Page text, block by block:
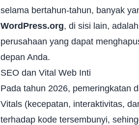
selama bertahun-tahun, banyak
WordPress.org, di sisi lain,
perusahaan yang dapat
depan Anda.
SEO dan Vital Web Inti
Pada tahun 2026, pemeringkatan
Vitals (kecepatan, interaktivitas,
terhadap kode tersembunyi,